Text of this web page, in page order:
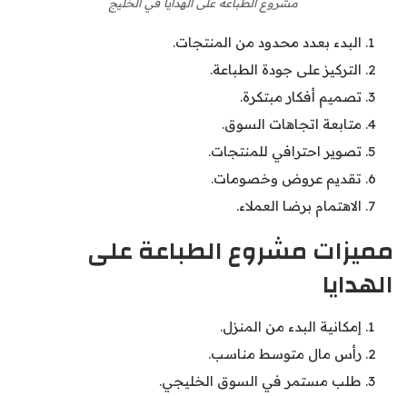
مشروع الطباعة على الهدايا في الخليج
البدء بعدد محدود من المنتجات.
التركيز على جودة الطباعة.
تصميم أفكار مبتكرة.
متابعة اتجاهات السوق.
تصوير احترافي للمنتجات.
تقديم عروض وخصومات.
الاهتمام برضا العملاء.
مميزات مشروع الطباعة على
الهدايا
إمكانية البدء من المنزل.
رأس مال متوسط مناسب.
طلب مستمر في السوق الخليجي.